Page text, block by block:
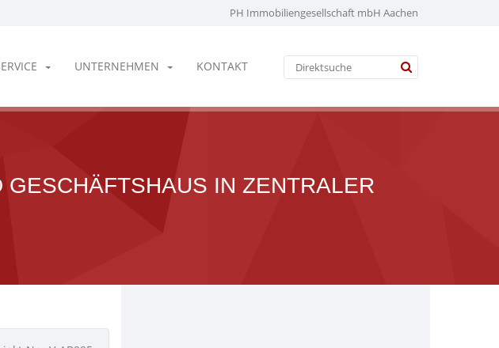
PH Immobiliengesellschaft mbH Aachen
UNTERNEHMEN KONTAKT
IN ZENTRALER